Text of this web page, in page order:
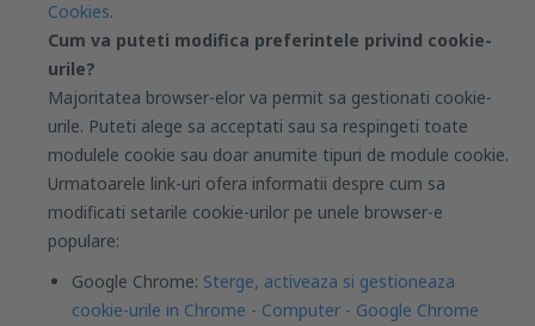
Cookies.
Cum va puteti modifica preferintele privind cookie-
urile?
Majoritatea browser-elor va permit sa gestionati cookie-
urile. Puteti alege sa acceptati sau sa respingeti toate
modulele cookie sau doar anumite tipuri de module cookie.
Urmatoarele link-uri ofera informatii despre cum sa
modificati setarile cookie-urilor pe unele browser-e
populare:
Google Chrome: Sterge, activeaza si gestioneaza
cookie-urile in Chrome - Computer - Google Chrome